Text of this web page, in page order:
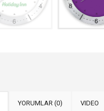
YORUMLAR (0) VIDEO